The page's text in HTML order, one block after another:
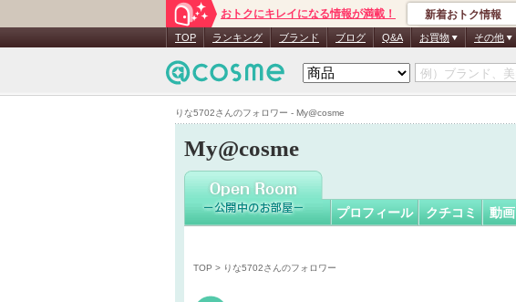
りな5702さんのフォロワー - My@cosme
おトクにキレイになる情報が満載！ 新着おトク情報
TOP ランキング ブランド ブログ Q&A お買物 その他
My@cosme
りな5702さん
プロフィール クチコミ 動画
TOP > りな5702さんのフォロワー